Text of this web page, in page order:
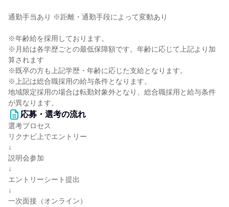
通勤手当あり ※距離・通勤手段によって変動あり
※年齢給を採用しております。
※月給は各学歴ごとの最低保障額です。年齢に応じて上記より加
算されます
※既卒の方も上記学歴・年齢に応じた支給となります。
※上記は総合職採用の給与条件となります。
地域限定採用の場合は転勤対象外となり、総合職採用と給与条件
が異なります。
応募・選考の流れ
選考プロセス
リクナビ上でエントリー
↓
説明会参加
↓
エントリーシート提出
↓
一次面接（オンライン）